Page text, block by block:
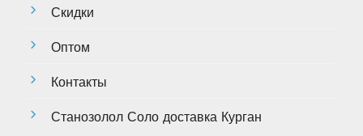
Скидки
Оптом
Контакты
Станозолол Соло доставка Курган